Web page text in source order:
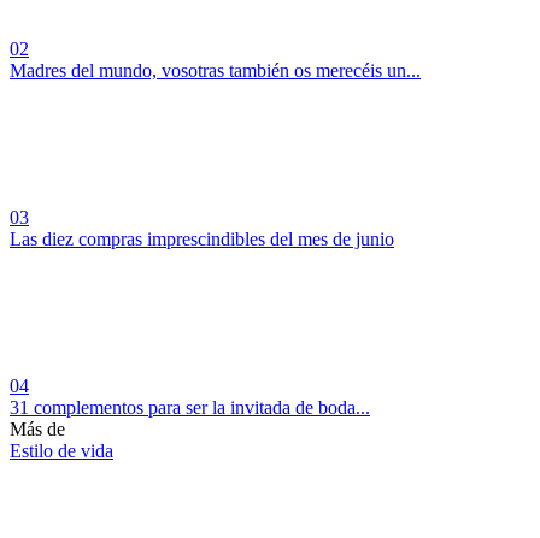
02
Madres del mundo, vosotras también os merecéis un...
03
Las diez compras imprescindibles del mes de junio
04
31 complementos para ser la invitada de boda...
Más de
Estilo de vida